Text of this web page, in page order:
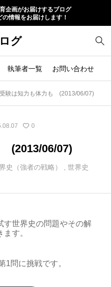
企画がお届けするブログ
情報をお届けします！
グ
執筆者一覧 お問い合わせ
受験は知力も体力も (2013/06/07)
0
(2013/06/07)
史（強者の戦略）
世界史
す世界史の問題やその解
す。
1問に挑戦です。